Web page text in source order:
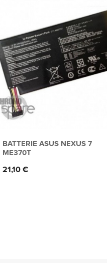
BATTERIE ASUS NEXUS 7
ME370T
Prix
21,10 €